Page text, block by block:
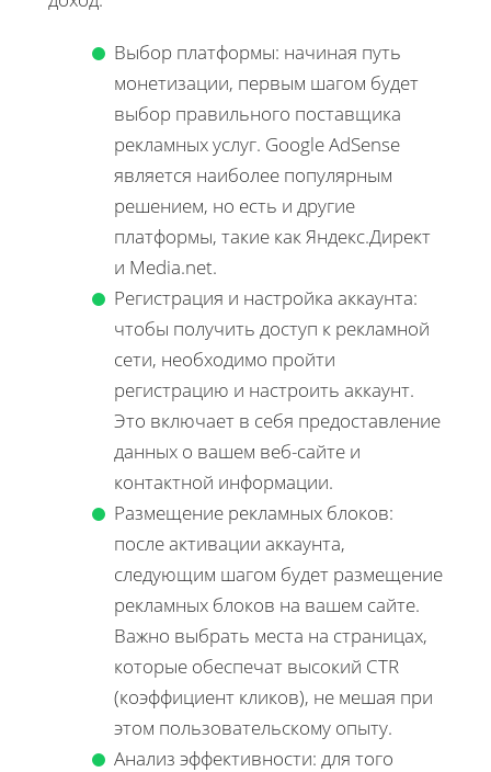
Выбор платформы: начиная путь
монетизации, первым шагом будет
выбор правильного поставщика
рекламных услуг. Google AdSense
является наиболее популярным
решением, но есть и другие
платформы, такие как Яндекс.Директ
и Media.net.
Регистрация и настройка аккаунта:
чтобы получить доступ к рекламной
сети, необходимо пройти
регистрацию и настроить аккаунт.
Это включает в себя предоставление
данных о вашем веб-сайте и
контактной информации.
Размещение рекламных блоков:
после активации аккаунта,
следующим шагом будет размещение
рекламных блоков на вашем сайте.
Важно выбрать места на страницах,
которые обеспечат высокий CTR
(коэффициент кликов), не мешая при
этом пользовательскому опыту.
Анализ эффективности: для того